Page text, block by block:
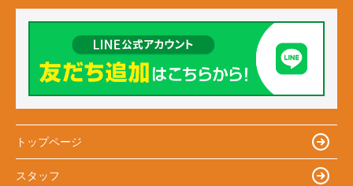
トップページ
スタッフ